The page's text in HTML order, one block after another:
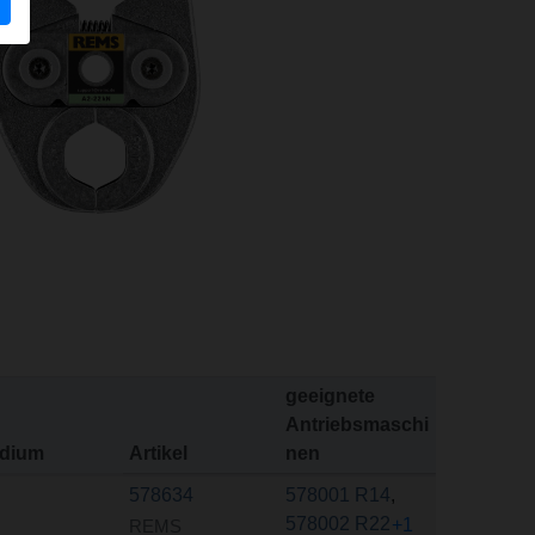
Artikel
geeignete
Antriebsmaschi
nen
578634 578001 R14,
578002 R22+1